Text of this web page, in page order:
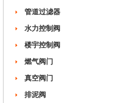
管道过滤器
水力控制阀
楼宇控制阀
燃气阀门
真空阀门
排泥阀